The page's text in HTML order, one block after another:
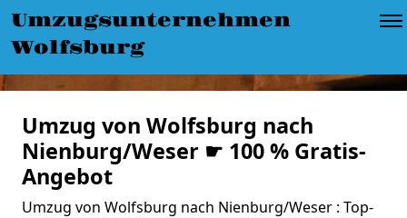
Umzugsunternehmen
Wolfsburg
Umzug von Wolfsburg nach
Nienburg/Weser ☛ 100 % Gratis-
Angebot
Umzug von Wolfsburg nach Nienburg/Weser : Top-